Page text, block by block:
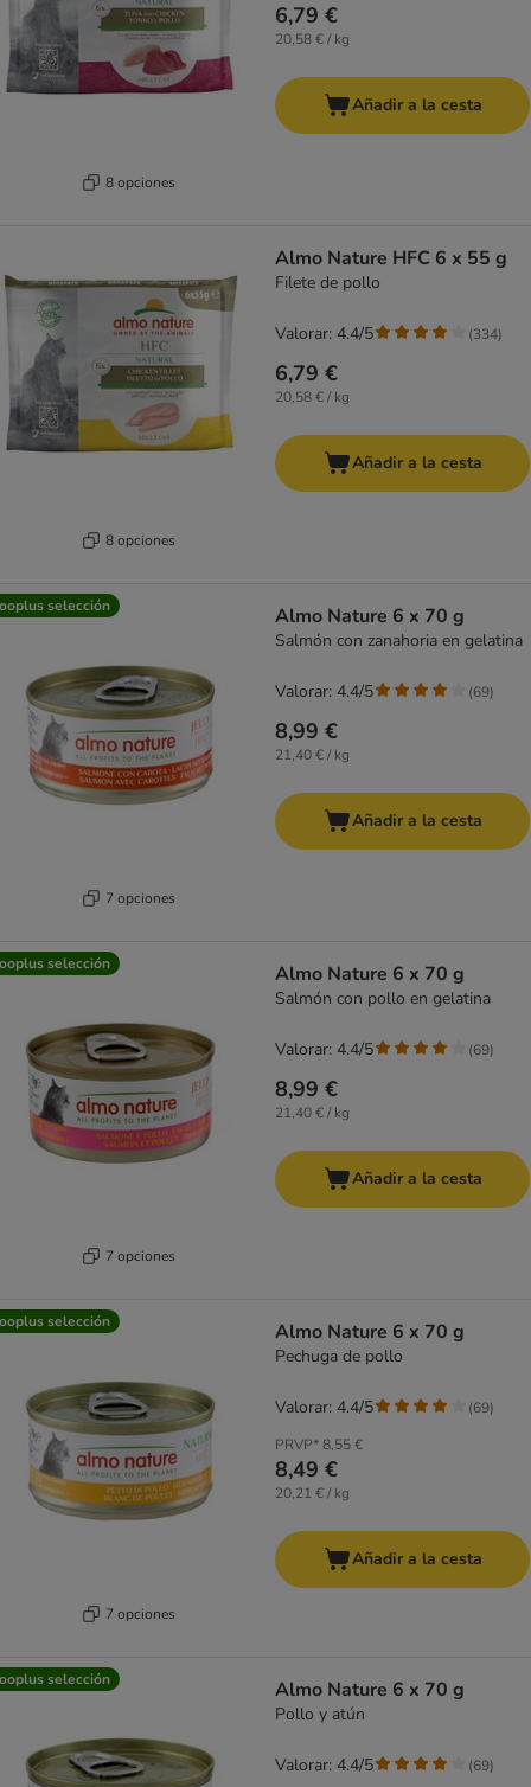
8 opciones
6,79 €
20,58 € / kg
Añadir a la cesta
8 opciones
Almo Nature HFC 6 x 55 g
Filete de pollo
6,79 €
20,58 € / kg
Valorar: 4.4/5 (334)
Añadir a la cesta
selección
7 opciones
Almo Nature 6 x 70 g
Salmón con zanahoria en gelatina
8,99 €
21,40 € / kg
Valorar: 4.4/5 (69)
Añadir a la cesta
selección
7 opciones
Almo Nature 6 x 70 g
Salmón con pollo en gelatina
8,99 €
21,40 € / kg
Valorar: 4.4/5 (69)
Añadir a la cesta
selección
7 opciones
Almo Nature 6 x 70 g
Pechuga de pollo
PRVP*8,55 €
8,49 €
20,21 € / kg
Valorar: 4.4/5 (69)
Añadir a la cesta
selección Almo Nature 6 x 70 g
Pollo y atún
Valorar: 4.4/5 (69)